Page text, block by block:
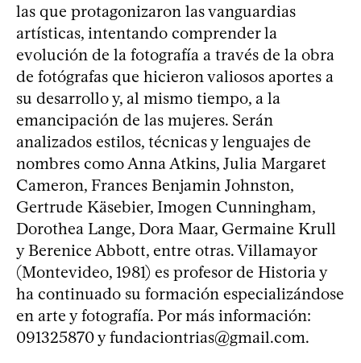
las que protagonizaron las vanguardias
artísticas, intentando comprender la
evolución de la fotografía a través de la obra
de fotógrafas que hicieron valiosos aportes a
su desarrollo y, al mismo tiempo, a la
emancipación de las mujeres. Serán
analizados estilos, técnicas y lenguajes de
nombres como Anna Atkins, Julia Margaret
Cameron, Frances Benjamin Johnston,
Gertrude Käsebier, Imogen Cunningham,
Dorothea Lange, Dora Maar, Germaine Krull
y Berenice Abbott, entre otras. Villamayor
(Montevideo, 1981) es profesor de Historia y
ha continuado su formación especializándose
en arte y fotografía. Por más información:
091325870 yfundaciontrias@gmail.com.